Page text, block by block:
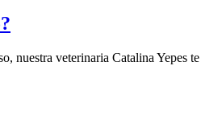
nuestra veterinaria Catalina Yepes